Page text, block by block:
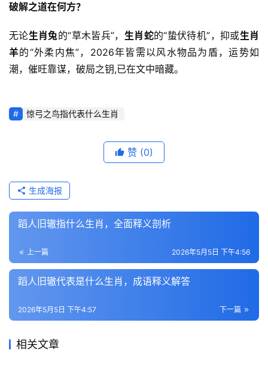
破解之道在何方？
无论生肖兔的“草木皆兵”， 生肖蛇的“蛰伏待机”，抑或生肖
羊的“外柔内焦”，2026年皆需以风水物品为盾，运势如
潮，催旺靠谋，破局之钥,已在文中暗藏。
惊弓之鸟指代表什么生肖
赞 (0)
生成海报
蹈人旧辙指什么生肖，全面释义剖析
上一篇 2026年5月5日 下午4:56
蹈人旧辙代表是什么生肖，成语释义解答
下一篇
2026年5月5日 下午4:57
相关文章